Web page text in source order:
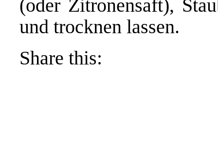
(oder Zitronensaft),
und trocknen lassen.
Share this: